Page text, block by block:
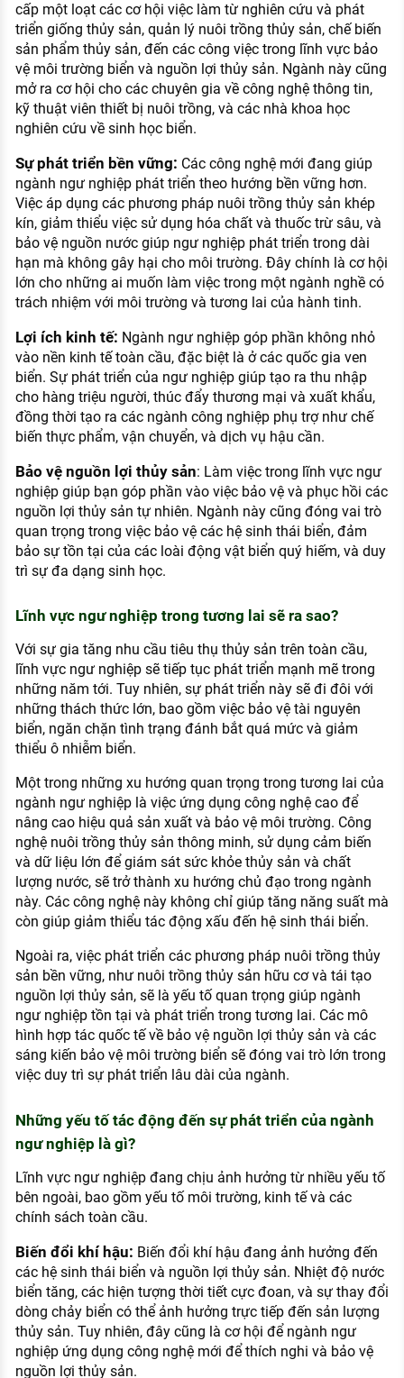
cấp một loạt các cơ hội việc làm từ nghiên cứu và phát
triển giống thủy sản, quản lý nuôi trồng thủy sản, chế biến
sản phẩm thủy sản, đến các công việc trong lĩnh vực bảo
vệ môi trường biển và nguồn lợi thủy sản. Ngành này cũng
mở ra cơ hội cho các chuyên gia về công nghệ thông tin,
kỹ thuật viên thiết bị nuôi trồng, và các nhà khoa học
nghiên cứu về sinh học biển.
Sự phát triển bền vững: Các công nghệ mới đang giúp
ngành ngư nghiệp phát triển theo hướng bền vững hơn.
Việc áp dụng các phương pháp nuôi trồng thủy sản khép
kín, giảm thiểu việc sử dụng hóa chất và thuốc trừ sâu, và
bảo vệ nguồn nước giúp ngư nghiệp phát triển trong dài
hạn mà không gây hại cho môi trường. Đây chính là cơ hội
lớn cho những ai muốn làm việc trong một ngành nghề có
trách nhiệm với môi trường và tương lai của hành tinh.
Lợi ích kinh tế: Ngành ngư nghiệp góp phần không nhỏ
vào nền kinh tế toàn cầu, đặc biệt là ở các quốc gia ven
biển. Sự phát triển của ngư nghiệp giúp tạo ra thu nhập
cho hàng triệu người, thúc đẩy thương mại và xuất khẩu,
đồng thời tạo ra các ngành công nghiệp phụ trợ như chế
biến thực phẩm, vận chuyển, và dịch vụ hậu cần.
Bảo vệ nguồn lợi thủy sản: Làm việc trong lĩnh vực ngư
nghiệp giúp bạn góp phần vào việc bảo vệ và phục hồi các
nguồn lợi thủy sản tự nhiên. Ngành này cũng đóng vai trò
quan trọng trong việc bảo vệ các hệ sinh thái biển, đảm
bảo sự tồn tại của các loài động vật biển quý hiếm, và duy
trì sự đa dạng sinh học.
Lĩnh vực ngư nghiệp trong tương lai sẽ ra sao?
Với sự gia tăng nhu cầu tiêu thụ thủy sản trên toàn cầu,
lĩnh vực ngư nghiệp sẽ tiếp tục phát triển mạnh mẽ trong
những năm tới. Tuy nhiên, sự phát triển này sẽ đi đôi với
những thách thức lớn, bao gồm việc bảo vệ tài nguyên
biển, ngăn chặn tình trạng đánh bắt quá mức và giảm
thiểu ô nhiễm biển.
Một trong những xu hướng quan trọng trong tương lai của
ngành ngư nghiệp là việc ứng dụng công nghệ cao để
nâng cao hiệu quả sản xuất và bảo vệ môi trường. Công
nghệ nuôi trồng thủy sản thông minh, sử dụng cảm biến
và dữ liệu lớn để giám sát sức khỏe thủy sản và chất
lượng nước, sẽ trở thành xu hướng chủ đạo trong ngành
này. Các công nghệ này không chỉ giúp tăng năng suất mà
còn giúp giảm thiểu tác động xấu đến hệ sinh thái biển.
Ngoài ra, việc phát triển các phương pháp nuôi trồng thủy
sản bền vững, như nuôi trồng thủy sản hữu cơ và tái tạo
nguồn lợi thủy sản, sẽ là yếu tố quan trọng giúp ngành
ngư nghiệp tồn tại và phát triển trong tương lai. Các mô
hình hợp tác quốc tế về bảo vệ nguồn lợi thủy sản và các
sáng kiến bảo vệ môi trường biển sẽ đóng vai trò lớn trong
việc duy trì sự phát triển lâu dài của ngành.
Những yếu tố tác động đến sự phát triển của ngành
ngư nghiệp là gì?
Lĩnh vực ngư nghiệp đang chịu ảnh hưởng từ nhiều yếu tố
bên ngoài, bao gồm yếu tố môi trường, kinh tế và các
chính sách toàn cầu.
Biến đổi khí hậu: Biến đổi khí hậu đang ảnh hưởng đến
các hệ sinh thái biển và nguồn lợi thủy sản. Nhiệt độ nước
biển tăng, các hiện tượng thời tiết cực đoan, và sự thay đổi
dòng chảy biển có thể ảnh hưởng trực tiếp đến sản lượng
thủy sản. Tuy nhiên, đây cũng là cơ hội để ngành ngư
nghiệp ứng dụng công nghệ mới để thích nghi và bảo vệ
nguồn lợi thủy sản.